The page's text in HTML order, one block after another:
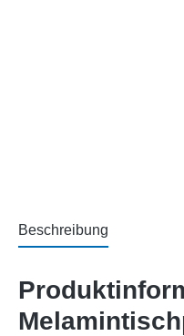
Beschreibung